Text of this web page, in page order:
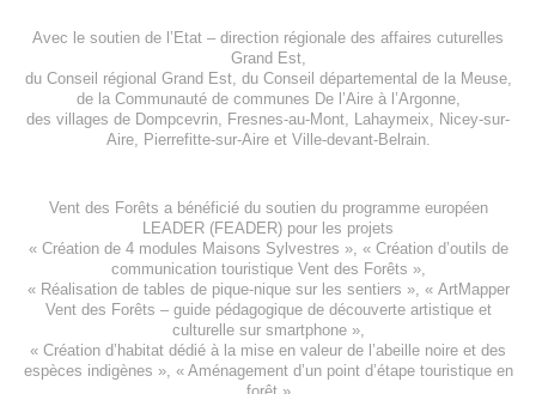
Avec le soutien de l’Etat – direction régionale des affaires cuturelles
Grand Est,
du Conseil régional Grand Est, du Conseil départemental de la Meuse,
de la Communauté de communes De l’Aire à l’Argonne,
des villages de Dompcevrin Fresnes-au-Mont Lahaymeix
Nicey-sur-
Aire, Pierrefitte-sur-Aireet Ville-devant-Belrain.
Vent des Forêts a bénéficié du soutien du programme européen
LEADER (FEADER) pour les projets
« Création de 4 modules Maisons Sylvestres », « Création d’outils de
communication touristique Vent des Forêts »,
« Réalisation de tables de pique-nique sur les sentiers », « ArtMapper
Vent des Forêts – guide pédagogique de découverte artistique et
culturelle sur smartphone »,
« Création d’habitat dédié à la mise en valeur de l’abeille noire et des
espèces indigènes », « Aménagement d’un point d’étape touristique en